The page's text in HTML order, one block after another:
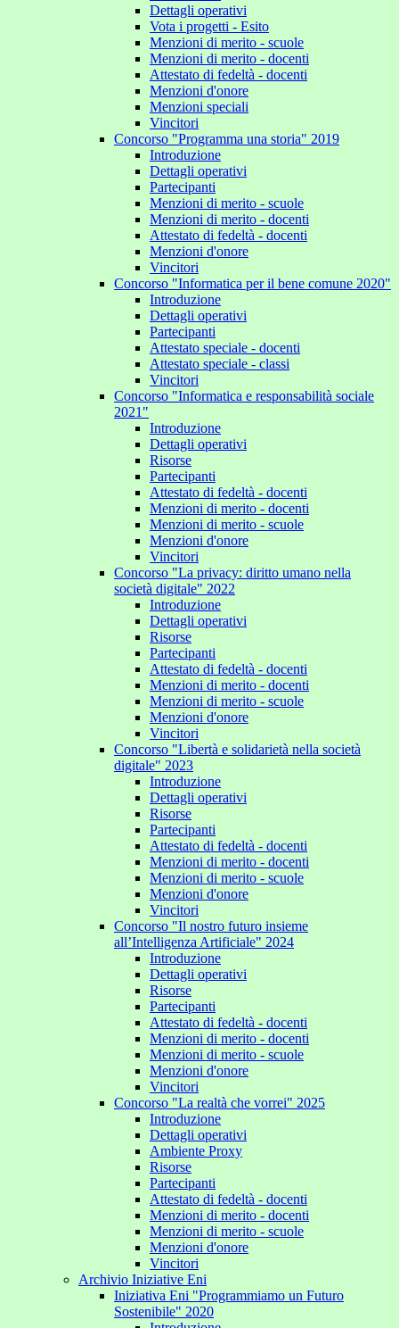
Dettagli operativi
Vota i progetti - Esito
Menzioni di merito - scuole
Menzioni di merito - docenti
Attestato di fedeltà - docenti
Menzioni d'onore
Menzioni speciali
Vincitori
Concorso "Programma una storia" 2019
Introduzione
Dettagli operativi
Partecipanti
Menzioni di merito - scuole
Menzioni di merito - docenti
Attestato di fedeltà - docenti
Menzioni d'onore
Vincitori
Concorso "Informatica per il bene comune 2020"
Introduzione
Dettagli operativi
Partecipanti
Attestato speciale - docenti
Attestato speciale - classi
Vincitori
Concorso "Informatica e responsabilità sociale
2021"
Introduzione
Dettagli operativi
Risorse
Partecipanti
Attestato di fedeltà - docenti
Menzioni di merito - docenti
Menzioni di merito - scuole
Menzioni d'onore
Vincitori
Concorso "La privacy: diritto umano nella
società digitale" 2022
Introduzione
Dettagli operativi
Risorse
Partecipanti
Attestato di fedeltà - docenti
Menzioni di merito - docenti
Menzioni di merito - scuole
Menzioni d'onore
Vincitori
Concorso "Libertà e solidarietà nella società
digitale" 2023
Introduzione
Dettagli operativi
Risorse
Partecipanti
Attestato di fedeltà - docenti
Menzioni di merito - docenti
Menzioni di merito - scuole
Menzioni d'onore
Vincitori
Concorso "Il nostro futuro insieme
all’Intelligenza Artificiale" 2024
Introduzione
Dettagli operativi
Risorse
Partecipanti
Attestato di fedeltà - docenti
Menzioni di merito - docenti
Menzioni di merito - scuole
Menzioni d'onore
Vincitori
Concorso "La realtà che vorrei" 2025
Introduzione
Dettagli operativi
Ambiente Proxy
Risorse
Partecipanti
Attestato di fedeltà - docenti
Menzioni di merito - docenti
Menzioni di merito - scuole
Menzioni d'onore
Vincitori
Archivio Iniziative Eni
Iniziativa Eni "Programmiamo un Futuro
Sostenibile" 2020